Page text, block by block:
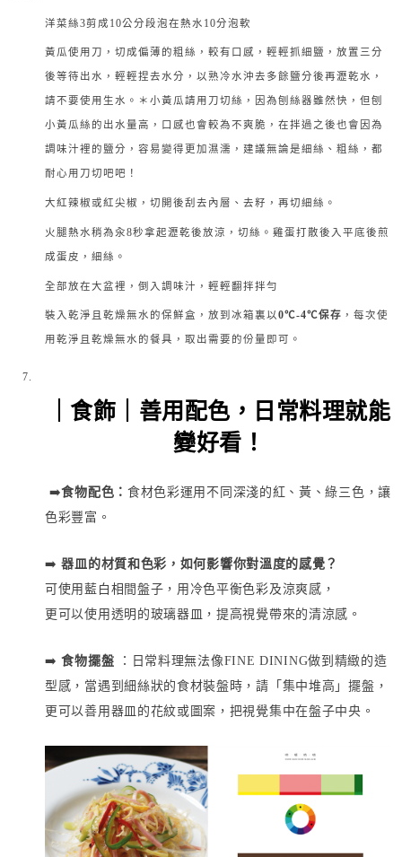
洋菜絲3剪成10公分段泡在熱水10分泡軟
黃瓜使用刀，切成偏薄的粗絲，較有口感，輕輕抓細鹽，放置三分
後等待出水，輕輕捏去水分，以熟冷水沖去多餘鹽分後再瀝乾水，
請不要使用生水。＊小黃瓜請用刀切絲，因為刨絲器雖然快，但刨
小黃瓜絲的出水量高，口感也會較為不爽脆，在拌過之後也會因為
調味汁裡的鹽分，容易變得更加濕濡，建議無論是細絲、粗絲，都
耐心用刀切吧吧！
大紅辣椒或紅尖椒，切開後刮去內層、去籽，再切細絲。
火腿熱水稍為汆8秒拿起瀝乾後放涼，切絲。雞蛋打散後入平底後煎
成蛋皮，細絲。
全部放在大盆裡，倒入調味汁，輕輕翻拌拌勻
裝入乾淨且乾燥無水的保鮮盒，放到冰箱裏以0℃-4℃保存 ，每次使
用乾淨且乾燥無水的餐具，取出需要的份量即可。
｜食飾｜ 善用配色，日常料理就能
變好看！
➡️食物配色： 食材色彩運用不同深淺的紅、黃、綠三色，讓
色彩豐富。
➡️ 器皿的材質和色彩，如何影響你對溫度的感覺？
可使用藍白相間盤子，用冷色平衡色彩及涼爽感，
更可以使用透明的玻璃器皿，提高視覺帶來的清涼感。
➡️ 食物擺盤 ：日常料理無法像FINE DINING做到精緻的造
型感，當遇到細絲狀的食材裝盤時，請「集中堆高」擺盤，
更可以善用器皿的花紋或圖案，把視覺集中在盤子中央。